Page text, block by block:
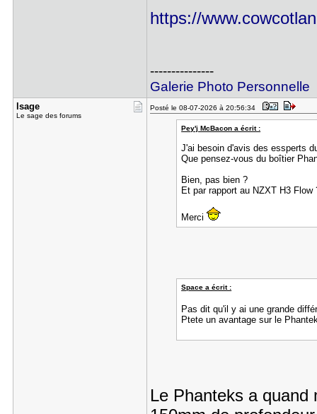
https://
---------------
Galerie Photo Personnelle
lsage
Le sage des forums
Posté le 08-07-2026 à 20:56:34
Pey'j McBacon a écrit :
J'ai besoin d'avis des essperts
Que pensez-vous du boîtier
Bien, pas bien ?
Et par rapport au NZXT H3 Flow
Merci
Space a écrit :
Pas dit qu'il y ai une grande
Ptete un avantage sur le
Le Phanteks a quand